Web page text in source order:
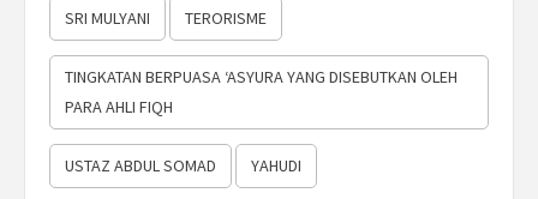
SRI MULYANI TERORISME
TINGKATAN BERPUASA ‘ASYURA YANG DISEBUTKAN OLEH
PARA AHLI FIQH
USTAZ ABDUL SOMAD YAHUDI